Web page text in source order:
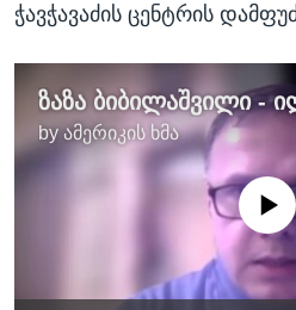
ჭავჭავაძის ცენტრის
byამერიკის ხმა
No media source